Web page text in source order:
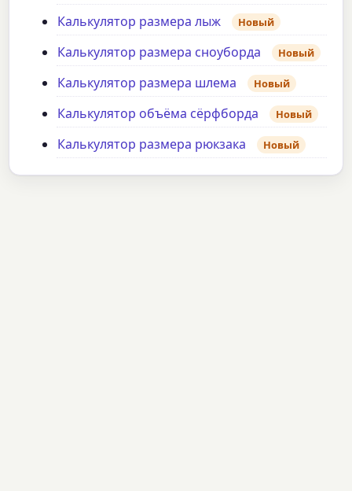
Калькулятор размера лыж Новый
Калькулятор размера сноуборда Новый
Калькулятор размера шлема Новый
Калькулятор объёма сёрфборда Новый
Калькулятор размера рюкзака Новый